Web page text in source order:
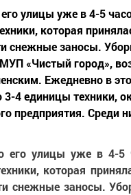
улицы уже в 4-5
которая
снежные заносы.
«Чистый город»,
Ежедневно в
3-4 единицы техники,
предприятия. Среди
его улицы уже в 4-5
которая
снежные заносы.